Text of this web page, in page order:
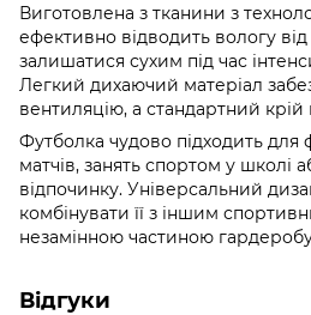
Виготовлена з тканини з
ефективно відводить вологу
залишатися сухим під час
Легкий дихаючий матеріал
вентиляцію, а стандартний крій
Футболка чудово підходить для
матчів, занять спортом у школі
відпочинку. Універсальний
комбінувати її з іншим
незамінною частиною
Відгуки